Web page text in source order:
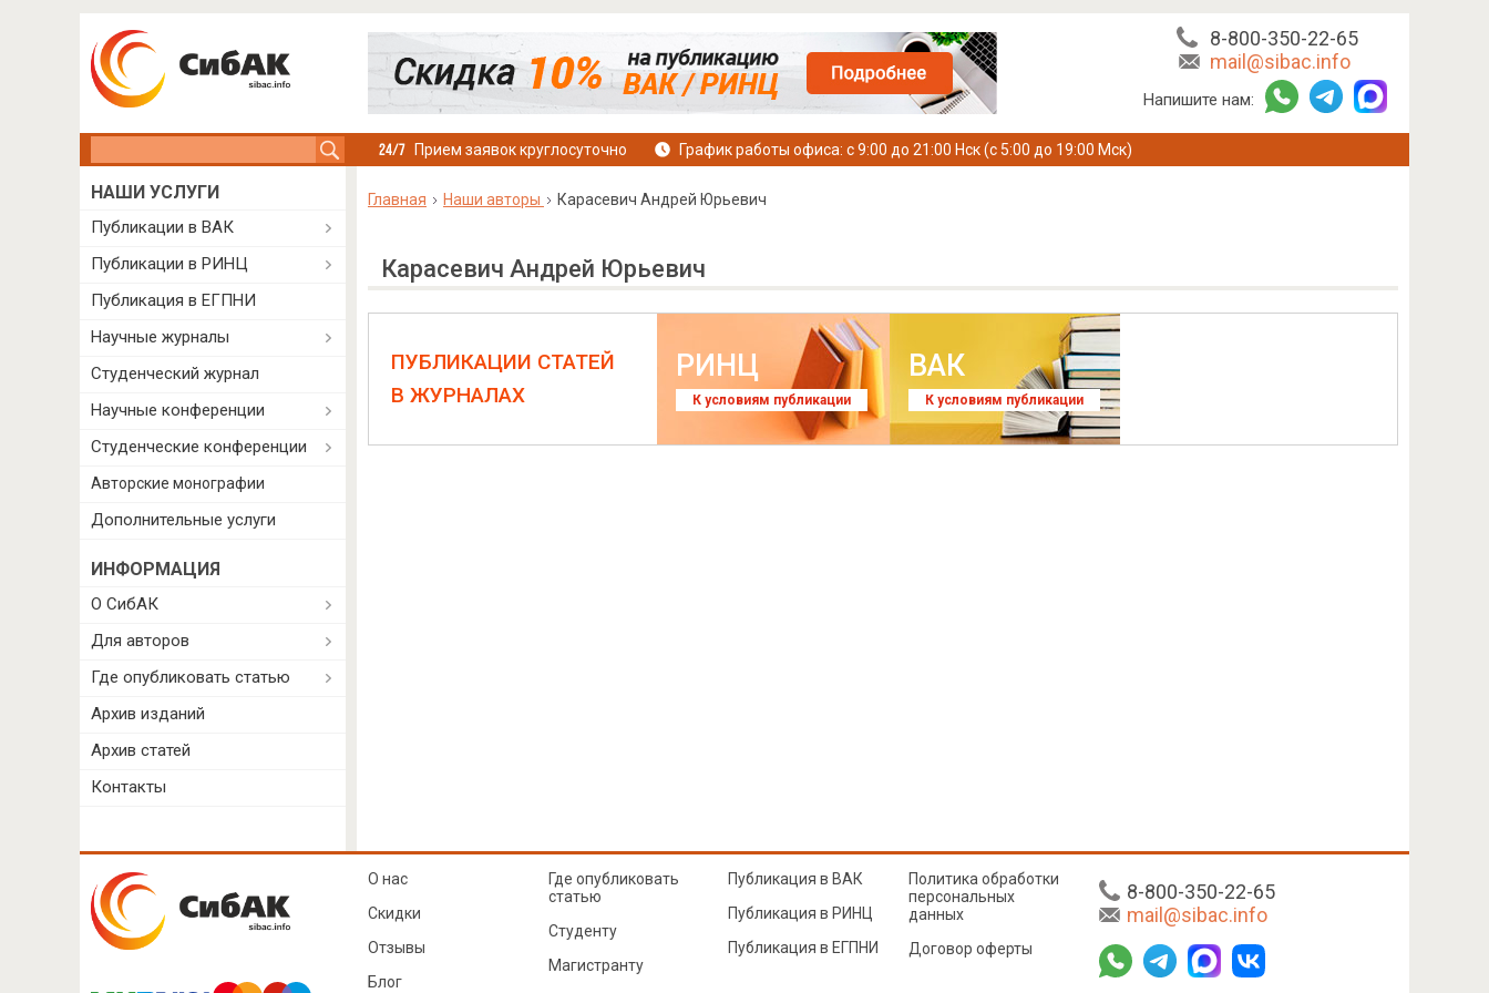
8-800-350-22-65
mail@sibac.info
Напишите нам:
Прием заявок круглосуточно График работы офиса: с 9:00 до 21:00 Нск (с 5:00 до 19:00 Мск)
Главная Наши авторы Карасевич Андрей Юрьевич
Карасевич Андрей Юрьевич
ПУБЛИКАЦИИ СТАТЕЙ
В ЖУРНАЛАХ
РИНЦ
К условиям публикации
ВАК
К условиям публикации
НАШИ УСЛУГИ
Публикации в ВАК
Публикации в РИНЦ
Публикация в ЕГПНИ
Научные журналы
Студенческий журнал
Научные конференции
Студенческие конференции
Авторские монографии
Дополнительные услуги
ИНФОРМАЦИЯ
О СибАК
Для авторов
Где опубликовать статью
Архив изданий
Архив статей
Контакты
8-800-350-22-65
mail@sibac.info
О нас
Скидки
Отзывы
Блог
Где опубликовать
статью
Студенту
Магистранту
Публикация в ВАК
Публикация в РИНЦ
Публикация в ЕГПНИ
Политика обработки
персональных
данных
Договор оферты